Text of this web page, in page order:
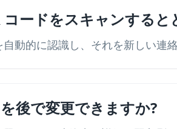
ードをスキャンすると
動的に認識し、それを新しい連
後で変更できますか?